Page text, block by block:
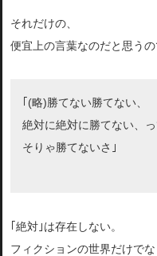
それだけの、
便宜上の言葉なのだと思うの
｢(略)勝てない勝てない、
絶対に絶対に勝てない、
そりゃ勝てないさ｣
｢絶対｣は存在しない。
フィクションの世界だけでな